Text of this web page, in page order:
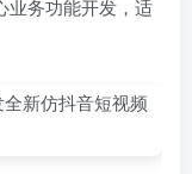
业务功能开发，适